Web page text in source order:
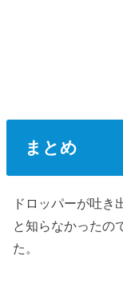
まとめ
ドロッパーが吐き
と知らなかったの
た。